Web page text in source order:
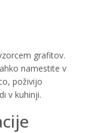
grafitov.
namestite v
poživijo
v kuhinji.